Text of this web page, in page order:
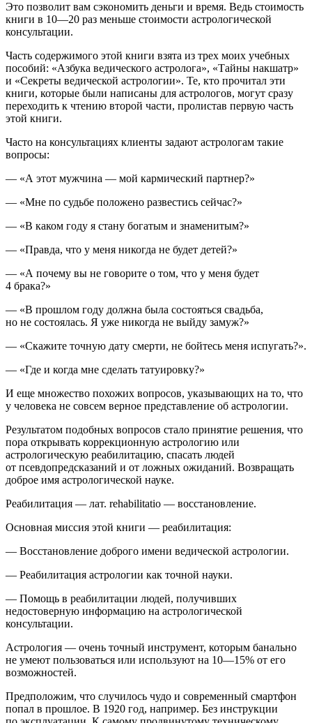
Это позволит вам сэкономить деньги и время. Ведь стоимость
книги в 10—20 раз меньше стоимости астрологической
консультации.
Часть содержимого этой книги взята из трех моих учебных
пособий: «Азбука ведического астролога», «Тайны накшатр»
и «Секреты ведической астрологии». Те, кто прочитал эти
книги, которые были написаны для астрологов, могут сразу
переходить к чтению второй части, пролистав первую часть
этой книги.
Часто на консультациях клиенты задают астрологам такие
вопросы:
— «А этот мужчина — мой кармический партнер?»
— «Мне по судьбе положено развестись сейчас?»
— «В каком году я стану богатым и знаменитым?»
— «Правда, что у меня никогда не будет детей?»
— «А почему вы не говорите о том, что у меня будет
4 брака?»
— «В прошлом году должна была состояться свадьба,
но не состоялась. Я уже никогда не выйду замуж?»
— «Скажите точную дату смерти, не бойтесь меня испугать?».
— «Где и когда мне сделать татуировку?»
И еще множество похожих вопросов, указывающих на то, что
у человека не совсем верное представление об астрологии.
Результатом подобных вопросов стало принятие решения, что
пора открывать коррекционную астрологию или
астрологическую реабилитацию, спасать людей
от псевдопредсказаний и от ложных ожиданий. Возвращать
доброе имя астрологической науке.
Реабилитация — лат. rehabilitatio — восстановление.
Основная миссия этой книги — реабилитация:
— Восстановление доброго имени ведической астрологии.
— Реабилитация астрологии как точной науки.
— Помощь в реабилитации людей, получивших
недостоверную информацию на астрологической
консультации.
Астрология — очень точный инструмент, которым банально
не умеют пользоваться или используют на 10—15% от его
возможностей.
Предположим, что случилось чудо и современный смартфон
попал в прошлое. В 1920 год, например. Без инструкции